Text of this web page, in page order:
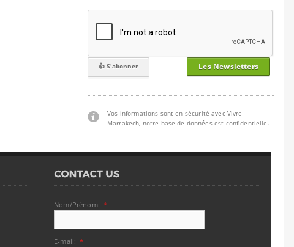
Les Newsletters
Vos informations sont en sécurité avec Vivre
Marrakech, notre base de données est confidentielle.
Nom/Prénom: *
E-mail: *